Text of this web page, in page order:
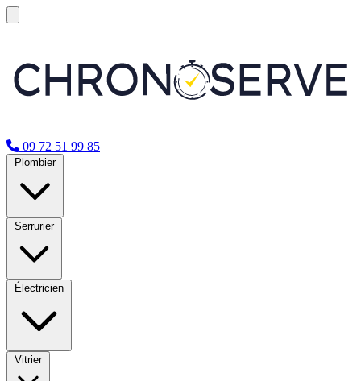
09 72 51 99 85
Plombier
Serrurier
Électricien
Vitrier